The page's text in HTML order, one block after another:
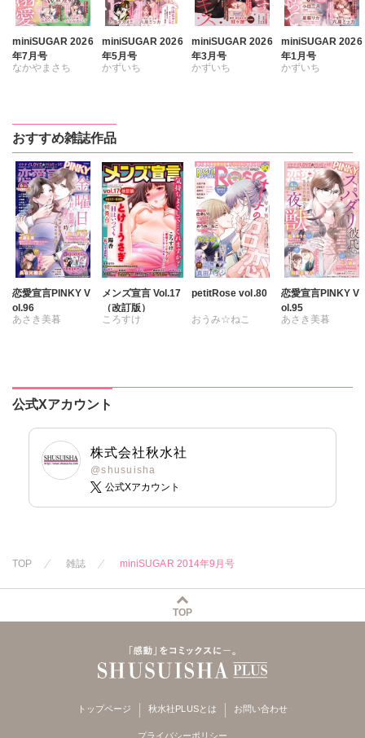
miniSUGAR 2026
年7月号
なかやまさち
ヒナギク びる
夏生恒
桐嶋ショウコ
九条タカオミ
小田三月
清水沙斗子
海月うる子
さくら蒼
踊る毒林檎
六原ミッカ
紅ヶ屋
miniSUGAR 2026
年5月号
かずいち
ヒナギク
夏生恒
桐嶋ショウコ
九条タカオミ
清水沙斗子
海月うる子
さくら蒼
踊る毒林檎
六原ミッカ
小出ちゃこ
紅ヶ屋
miniSUGAR 2026
年3月号
かずいち
桐嶋ショウコ
小田三月
星脇リカ
清水沙斗子
海月うる子
さくら蒼
踊る毒林檎
六原ミッカ
miniSUGAR 2026
年1月号
かずいち
桐嶋ショウコ
小田三月
星脇リカ
清水沙斗子
海月うる子
さくら蒼
踊る毒林檎
六原ミッカ
小出ちゃこ
おすすめ雑誌作品
恋愛宣言PINKY V
ol.96
あさき美暮
松本ゆうか
水瀬友美
相田早智子
長谷河樹衣
春時雨よわ
メンズ宣言 Vol.17
（改訂版）
ころすけ
孫陽州
岬ゆきひろ 陽香
petitRose vol.80
おうみ☆ねこ
桃凪めぐ
奥原まむ
恋愛宣言PINKY V
ol.95
あさき美暮
小鳥晶
知葉サナガ
公式Xアカウント
株式会社秋水社
@shusuisha
公式Xアカウント
TOP 雑誌 miniSUGAR 2014年9月号
TOP
トップページ 秋水社PLUSとは お問い合わせ
プライバシーポリシー